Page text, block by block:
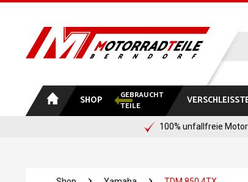
SHOP
GEBRAUCHT
TEILE
100% unfallfreie